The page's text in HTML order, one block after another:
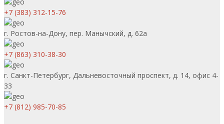
+7 (383) 312-15-76
г. Ростов-на-Дону, пер. Манычский, д. 62а
+7 (863) 310-38-30
г. Санкт-Петербург, Дальневосточный проспект, д. 14, офис 4-
33
+7 (812) 985-70-85